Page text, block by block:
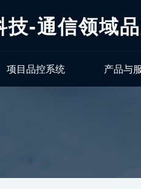
技-通信领域
项目品控系统 产品与